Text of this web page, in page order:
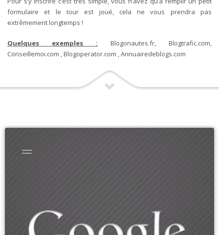
formulaire et le tour est joué, cela ne vous prendra pas
extrêmement longtemps !
Quelques exemples :
Blogonautes.fr, Blogtrafic.com,
Conseillemoi.com , Blogoperator.com , Annuairedeblogs.com